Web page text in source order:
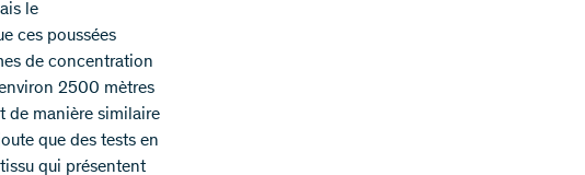
le
ces poussées
de concentration
2500 mètres
de manière similaire
que des tests en
qui présentent